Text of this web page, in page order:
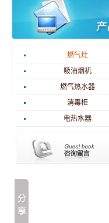
燃气灶
吸油烟机
燃气热水器
消毒柜
电热水器